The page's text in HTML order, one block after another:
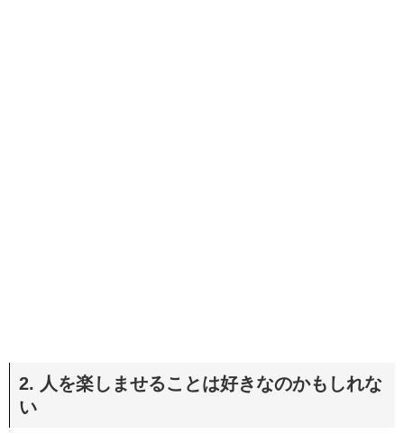
2. 人を楽しませることは好きなのかもしれな
い